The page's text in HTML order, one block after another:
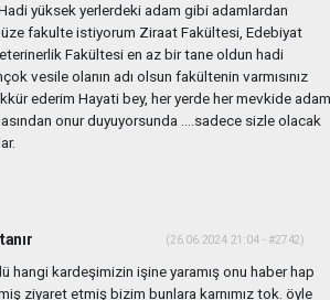
yüksek yerlerdeki adam gibi adamlardan
fakulte istiyorum Ziraat Fakültesi, Edebiyat
Fakültesi en az bir tane oldun hadi
vesile olanın adı olsun fakültenin varmısınız
ederim Hayati bey, her yerde her mevkide adam
onur duyuyorsunda ....sadece sizle olacak
(26.06.2024 21:04 - #2742)
hangi kardeşimizin işine yaramış onu haber hap
ziyaret etmiş bizim bunlara karnımız tok. öyle